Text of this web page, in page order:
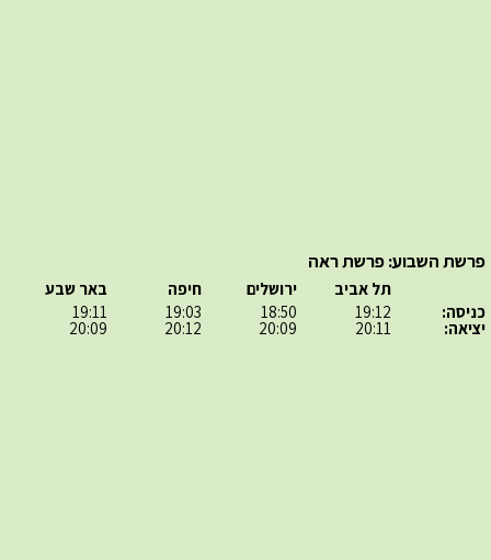
פרשת השבוע: פרשת ראה
כניסה:
יציאה:
תל אביב
19:12
20:11
ירושלים
18:50
20:09
חיפה
19:03
20:12
באר שבע
19:11
20:09